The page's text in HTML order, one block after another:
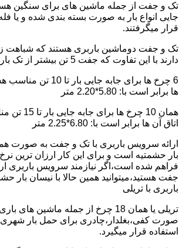
تک و جفت از جمله ماشین های برای سنگین
جایی انواع بار به صورت بسته بندی شده و یا
قرار میگرفتند.
تک و جفت دوماشین باربری هستند که شباهت
دارند با این تفاوت که جفت 5 تن بیشتر از تک بار حمل میکند.
6 چرخ ها برای جابه جایی
ها برابر است با: 5.80*2.20 متر
همان 10 چرخ
اتاق آن ها برابر است با: 6.80*2.25 متر
ارائه سرویس باربری با تک و جفت به صورت
بار حشمتیه است و برای این کار ارزان ترین نرخ
فراهم شده است،اگر نیازمند سرویس باربری
جفت هستید،میتوانید همین حالا با نیسان بار
باربری با تریلی
تریلی یا همان 18 چرخ از جمله ماشین
صورت کفی،بغلدار،چادری برای حمل بار
استفاده قرار میگیرد.